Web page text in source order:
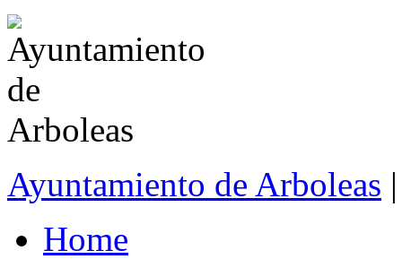
Ayuntamiento de Arboleas
Home